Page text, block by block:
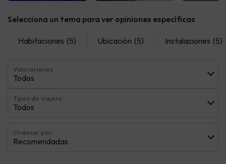
Selecciona un tema para ver opiniones específicas
Habitaciones (5) Ubicación (5) Instalaciones (5)
Valoraciones
Todos
Tipos de viajero
Todos
Ordenar por:
Recomendadas